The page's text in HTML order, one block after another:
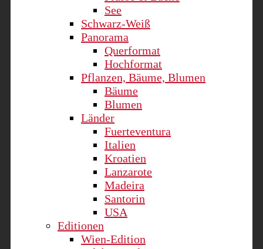
See
Schwarz-Weiß
Panorama
Querformat
Hochformat
Pflanzen, Bäume, Blumen
Bäume
Blumen
Länder
Fuerteventura
Italien
Kroatien
Lanzarote
Madeira
Santorin
USA
Editionen
Wien-Edition